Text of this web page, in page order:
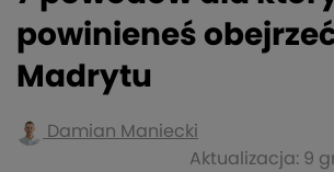
powinieneś
Madrytu
Damian Maniecki
Aktualizacja: 9